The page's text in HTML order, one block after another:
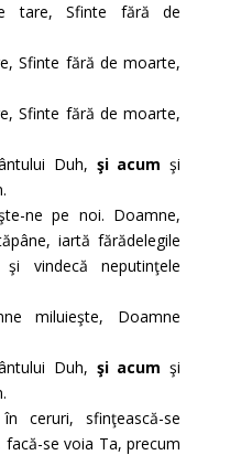
tare, Sfinte fără de
Sfinte fără de moarte,
Sfinte fără de moarte,
Duh, şi acum şi
ne pe noi. Doamne,
iartă fărădelegile
vindecă neputinţele
miluieşte, Doamne
Duh, şi acum şi
ceruri, sfinţească-se
se voia Ta, precum